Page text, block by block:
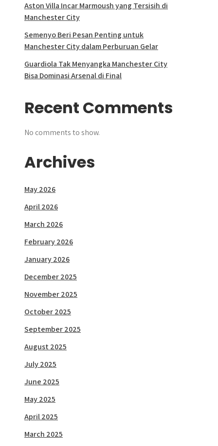
Aston Villa Incar Marmoush yang Tersisih di
Manchester City
Semenyo Beri Pesan Penting untuk
Manchester City dalam Perburuan Gelar
Guardiola Tak Menyangka Manchester City
Bisa Dominasi Arsenal di Final
Recent Comments
No comments to show.
Archives
May 2026
April 2026
March 2026
February 2026
January 2026
December 2025
November 2025
October 2025
September 2025
August 2025
July 2025
June 2025
May 2025
April 2025
March 2025